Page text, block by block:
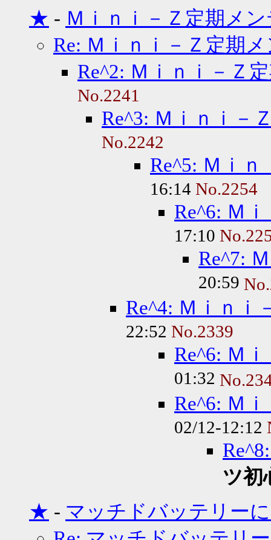
★ - Ｍｉｎｉ－Ｚ定期メ
Re: Ｍｉｎｉ－Ｚ定期
Re^2: Ｍｉｎｉ－Ｚ
No.2241
Re^3: Ｍｉｎｉ－
No.2242
Re^5: Ｍｉ
16:14 No.2254
Re^6: Ｍ
17:10
Re^7:
20:59
Re^4: Ｍｉｎｉ
22:52 No.2339
Re^6: Ｍ
01:32
Re^6: Ｍ
02/12-12:12
ツ初
★ - マッチドバッテリー